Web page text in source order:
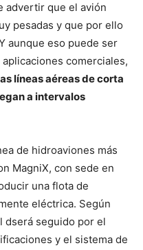
advertir que el avión
pesadas y que por ello
aunque eso puede ser
comerciales,
líneas aéreas de corta
a intervalos
de hidroaviones más
MagniX, con sede en
una flota de
eléctrica. Según
dserá seguido por el
y el sistema de